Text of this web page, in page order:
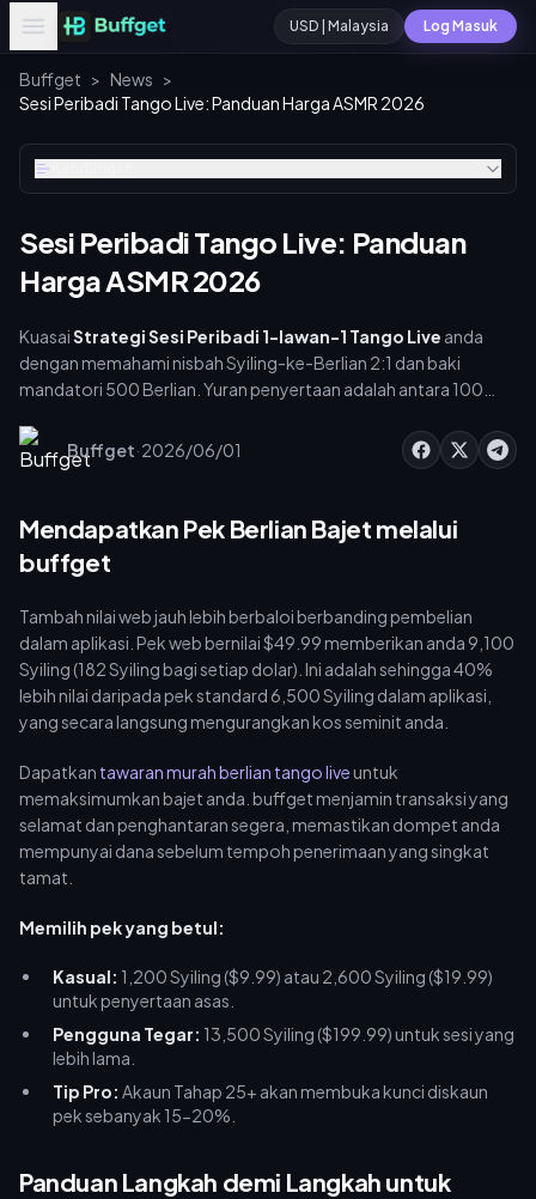
USD | Malaysia Log Masuk
Buffget > News >
Sesi Peribadi Tango Live: Panduan Harga ASMR 2026
Sesi Peribadi Tango Live: Panduan
Harga ASMR 2026
KuasaiStrategi Sesi Peribadi 1-lawan-1 Tango Live anda
dengan memahami nisbah Syiling-ke-Berlian 2:1 dan baki
mandatori 500 Berlian. Yuran penyertaan adalah antara 100
memerlukan baki minimum 500 Berlian (1,000 Syiling) untuk
memulakan sebarang sembang. Optimalkan bajet anda
syiling, manfaatkan langganan peminat untuk diskaun, dan atur
masa sesi anda untuk memaksimumkan ASMR peribadi tanpa
mengeringkan dompet anda.
Buffget·2026/06/01
Mendapatkan Pek Berlian Bajet melalui
buffget
Tambah nilai web jauh lebih berbaloi berbanding pembelian
dalam aplikasi. Pek web bernilai $49.99 memberikan anda 9,100
Syiling (182 Syiling bagi setiap dolar). Ini adalah sehingga 40%
lebih nilai daripada pek standard 6,500 Syiling dalam aplikasi,
yang secara langsung mengurangkan kos seminit anda.
Dapatkan tawaran murah berlian tango liveuntuk
memaksimumkan bajet anda. buffget menjamin transaksi yang
selamat dan penghantaran segera, memastikan dompet anda
mempunyai dana sebelum tempoh penerimaan yang singkat
tamat.
Memilih pek yang betul:
Kasual: 1,200 Syiling ($9.99) atau 2,600 Syiling ($19.99)
untuk penyertaan asas.
Pengguna Tegar: 13,500 Syiling ($199.99) untuk sesi yang
lebih lama.
Tip Pro: Akaun Tahap 25+ akan membuka kunci diskaun
pek sebanyak 15-20%.
Panduan Langkah demi Langkah untuk